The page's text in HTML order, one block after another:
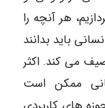
هر آنچه را
باید بدانند
می کند. اکثر
ممکن است